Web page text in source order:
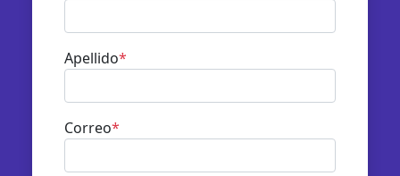
Apellido*
Correo*